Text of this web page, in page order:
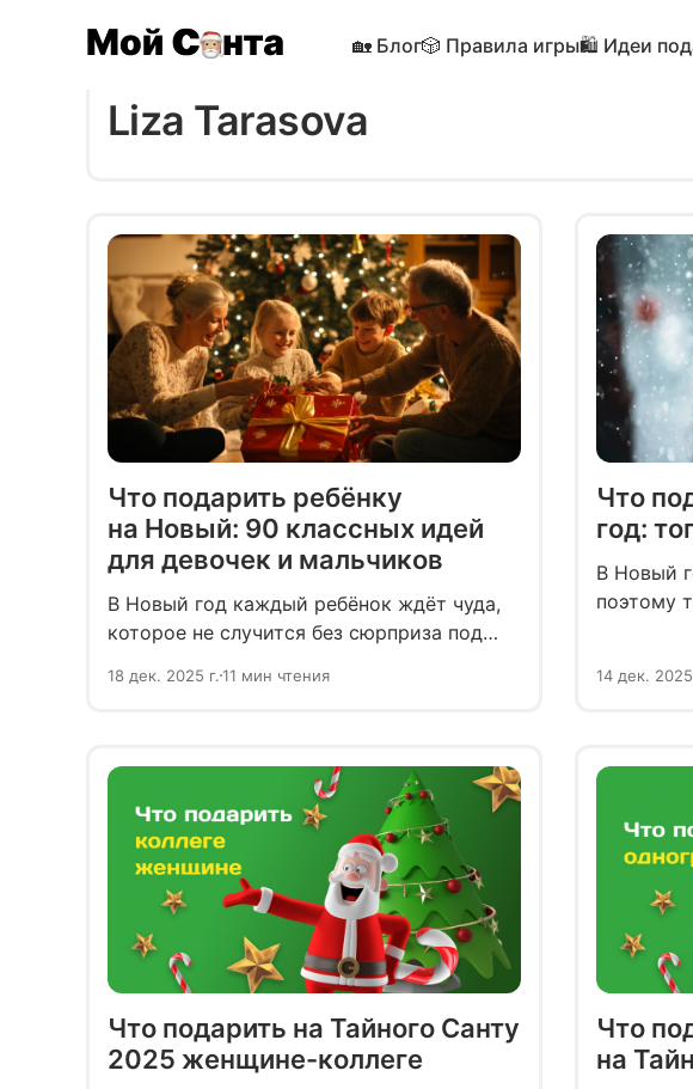
🏡 Блог🎲 Правила игры🛍️ Идеи
Liza Tarasova
Что подарить ребёнку
на Новый: 90 классных идей
для девочек и мальчиков
В Новый год каждый ребёнок ждёт чуда,
которое не случится без сюрприза под
тёплые, полезные и актуальные идеи
18 дек. 2025 г.11 мин чтения
Что
год:
В Новый
поэтому
14 дек. 2025
Что подарить на Тайного Санту
2025 женщине-коллеге
Что
на